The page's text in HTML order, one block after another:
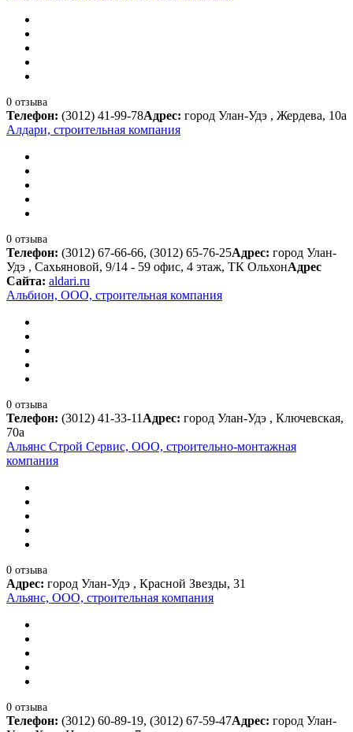
0 отзыва
Телефон: (3012) 41-99-78Адрес: город Улан-Удэ , Жердева, 10а
Алдари, строительная компания
0 отзыва
Телефон: (3012) 67-66-66, (3012) 65-76-25Адрес: город Улан-
Удэ , Сахьяновой, 9/14 - 59 офис, 4 этаж, ТК ОльхонАдрес
Сайта: aldari.ru
Альбион, ООО, строительная компания
0 отзыва
Телефон: (3012) 41-33-11 Адрес: город Улан-Удэ , Ключевская,
70а
Альянс Строй Сервис, ООО, строительно-монтажная
компания
0 отзыва
Адрес: город Улан-Удэ , Красной Звезды, 31
Альянс, ООО, строительная компания
0 отзыва
Телефон: (3012) 60-89-19, (3012) 67-59-47Адрес: город Улан-